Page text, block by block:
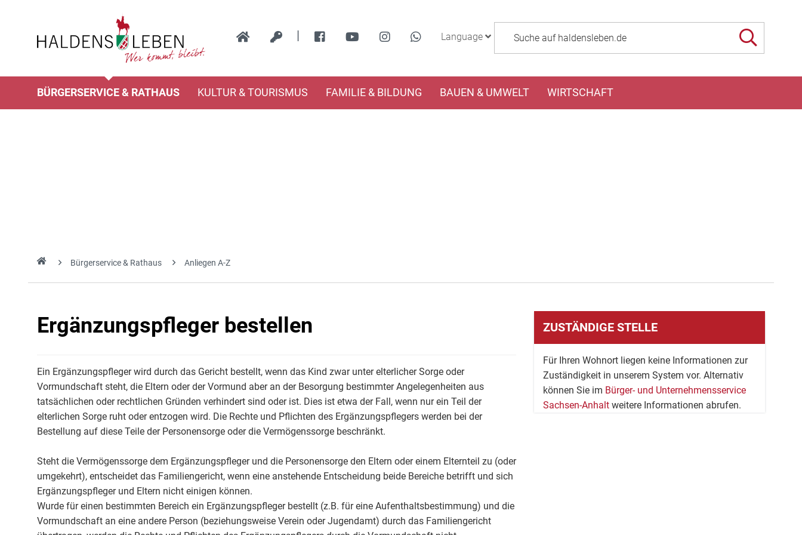
| Language
BÜRGERSERVICE & RATHAUS KULTUR & TOURISMUS FAMILIE & BILDUNG BAUEN & UMWELT WIRTSCHAFT
Bürgerservice & Rathaus Anliegen A-Z
Ergänzungspfleger bestellen
Ein Ergänzungspfleger wird durch das Gericht bestellt, wenn das Kind zwar unter elterlicher Sorge oder
Vormundschaft steht, die Eltern oder der Vormund aber an der Besorgung bestimmter Angelegenheiten aus
tatsächlichen oder rechtlichen Gründen verhindert sind oder ist. Dies ist etwa der Fall, wenn nur ein Teil der
elterlichen Sorge ruht oder entzogen wird. Die Rechte und Pflichten des Ergänzungspflegers werden bei der
Bestellung auf diese Teile der Personensorge oder die Vermögenssorge beschränkt.
Steht die Vermögenssorge dem Ergänzungspfleger und die Personensorge den Eltern oder einem Elternteil zu (oder
umgekehrt), entscheidet das Familiengericht, wenn eine anstehende Entscheidung beide Bereiche betrifft und sich
Ergänzungspfleger und Eltern nicht einigen können.
Wurde für einen bestimmten Bereich ein Ergänzungspfleger bestellt (z.B. für eine Aufenthaltsbestimmung) und die
Vormundschaft an eine andere Person (beziehungsweise Verein oder Jugendamt) durch das Familiengericht
ZUSTÄNDIGE STELLE
Für Ihren Wohnort liegen keine Informationen zur
Zuständigkeit in unserem System vor. Alternativ
können Sie im Bürger- und Unternehmensservice
Sachsen-Anhalt weitere Informationen abrufen.